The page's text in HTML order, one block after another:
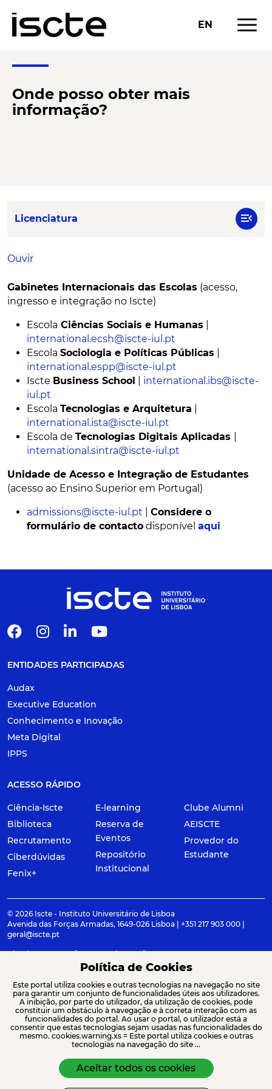
EN menu
Onde posso obter mais
informação?
Licenciatura menu_open
Ouvir
Gabinetes Internacionais das Escolas (acesso,
ingresso e integração no Iscte)
Escola Ciências Sociais e Humanas
international.ecsh@iscte-iul.pt
Escola Sociologia e Políticas Públicas
international.espp@iscte-iul.pt
Iscte Business School
international.ibs@iscte-
iul.pt
Escola Tecnologias e Arquitetura
international.ista@iscte-iul.pt
Escola de Tecnologias Digitais Aplicadas
international.sintra@iscte-iul.pt
Unidade de Acesso e Integração de Estudantes
(acesso ao Ensino Superior em Portugal)
admissions@iscte-iul.pt
Considere o
formulário de contacto disponível aqui
ENTIDADES PARTICIPADAS
Audax
Executive Education
Conhecimento e Inovação
Meta Digital
IPPS
ACESSO RÁPIDO
Ciência-Iscte
Biblioteca
Recrutamento
Ciberdúvidas
Fenix+
E-learning
Reserva de
Eventos
Repositório
Institucional
Clube Alumni
AEISCTE
Provedor do
Estudante
© 2026 Iscte - Instituto Universitário de Lisboa
Avenida das Forças Armadas, 1649-026 Lisboa | +351 217 903 000 |
geral@iscte.pt
Elogios, Sugestões e Reclamações
Termos e condições
Canal de denúncia
ACREDITAÇÕES E ASSOCIAÇÕES
Política de Cookies
Este portal utiliza cookies e outras tecnologias na navegação no site
para garantir um conjunto de funcionalidades úteis aos utilizadores.
A inibição, por parte do utilizador, da utilização de cookies, pode
constituir um obstáculo à navegação e à correta interação com as
funcionalidades do portal. Ao usar o portal, o utilizador está a
consentir que estas tecnologias sejam usadas nas funcionalidades do
mesmo. cookies.warning.xs = Este portal utiliza cookies e outras
tecnologias na navegação do site ...
Aceitar todos os cookies